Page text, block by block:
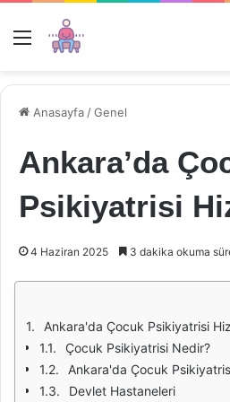
Menü
Anasayfa /Genel
Ankara’da
Psikiyatrisi
4 Haziran 2025 3 dakika okuma
Ankara'da Çocuk Psikiyatrisi
Çocuk Psikiyatrisi Nedir?
Ankara'da Çocuk
Devlet Hastaneleri